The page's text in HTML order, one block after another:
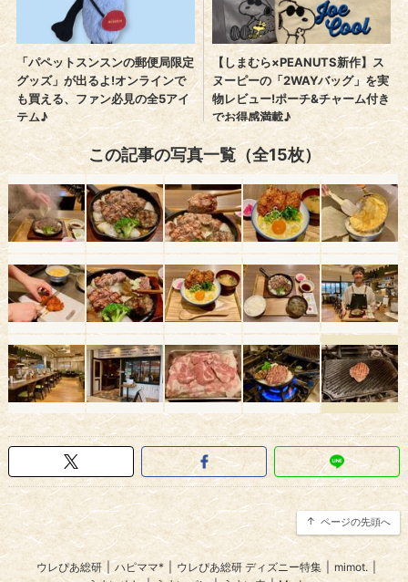
この記事の写真一覧（全15枚）
ページの先頭へ
ウレぴあ総研 | ハピママ* ウレぴあ総研 ディズニー特集 | mimot.